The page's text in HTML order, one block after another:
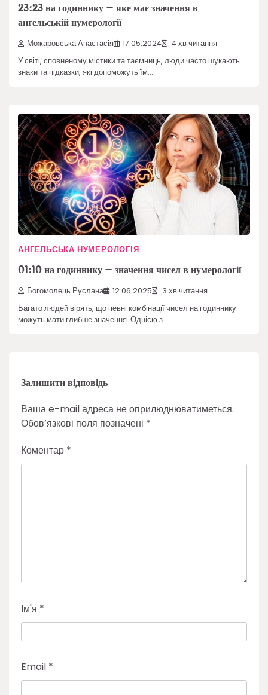
23:23 на годиннику – яке має значення в
ангельській нумерології
Можаровська Анастасія 17.05.2024 4 хв читання
У світі, сповненому містики та таємниць, люди часто шукають
знаки та підказки, які допоможуть їм…
АНГЕЛЬСЬКА НУМЕРОЛОГІЯ
01:10 на годиннику – значення чисел в нумерології
Богомолець Руслана 12.06.2025 3 хв читання
Багато людей вірять, що певні комбінації чисел на годиннику
можуть мати глибше значення. Однією з…
Залишити відповідь
Ваша e-mail адреса не оприлюднюватиметься.
Обов’язкові поля позначені *
Коментар *
Ім'я *
Email *